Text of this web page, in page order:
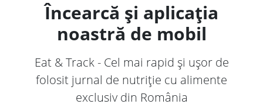
Încearcă și aplicația
noastră de mobil
Eat & Track - Cel mai rapid și ușor de
folosit jurnal de nutriție cu alimente
exclusiv din România